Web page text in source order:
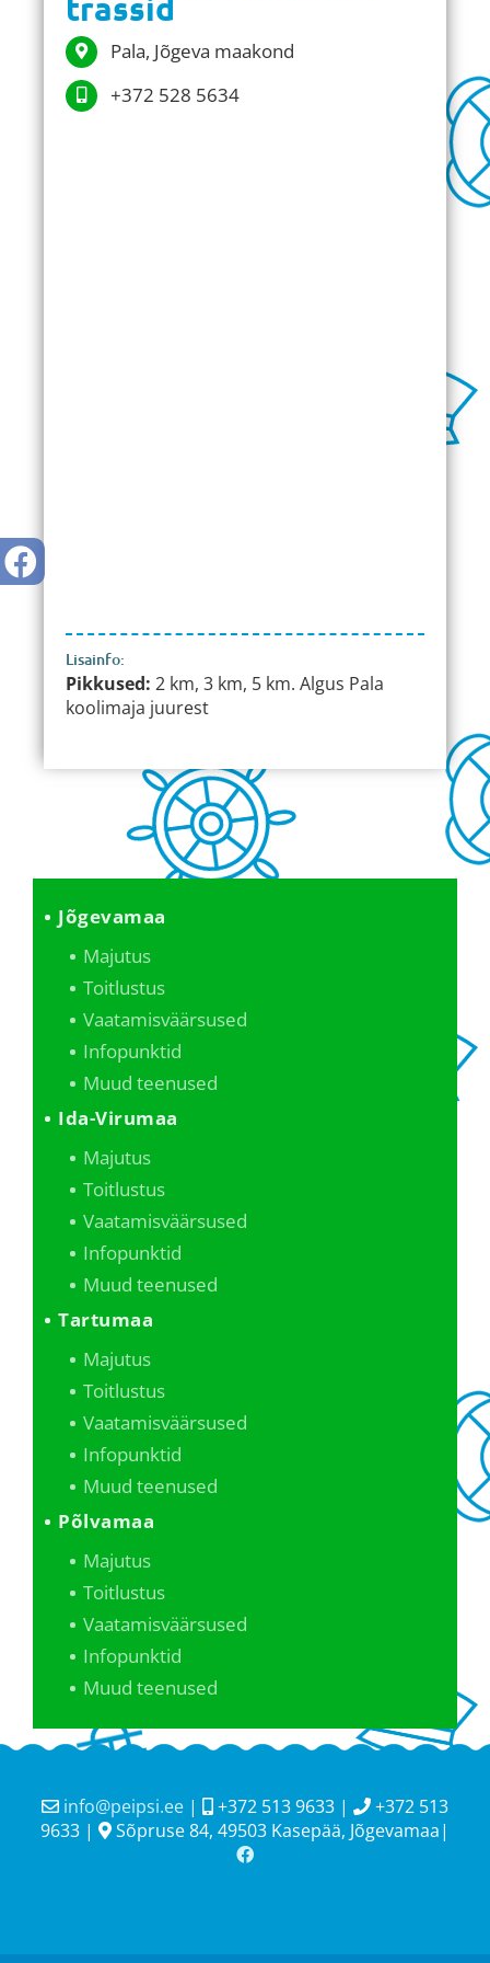
Pala, Jõgeva maakond
+372 528 5634
Lisainfo:
Pikkused: 2 km, 3 km, 5 km. Algus Pala
koolimaja juurest
Jõgevamaa
Majutus
Toitlustus
Vaatamisväärsused
Infopunktid
Muud teenused
Ida-Virumaa
Majutus
Toitlustus
Vaatamisväärsused
Infopunktid
Muud teenused
Tartumaa
Majutus
Toitlustus
Vaatamisväärsused
Infopunktid
Muud teenused
Põlvamaa
Majutus
Toitlustus
Vaatamisväärsused
Infopunktid
Muud teenused
info@peipsi.ee | +372 513 9633 |
+372 513
9633 |
Sõpruse 84, 49503 Kasepää, Jõgevamaa|